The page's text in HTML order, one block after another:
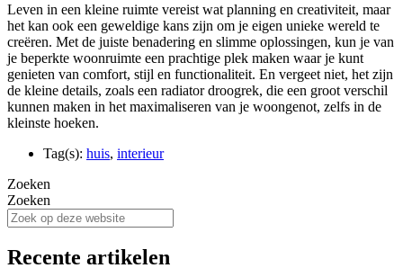
Leven in een kleine ruimte vereist wat planning en creativiteit, maar
het kan ook een geweldige kans zijn om je eigen unieke wereld te
creëren. Met de juiste benadering en slimme oplossingen, kun je van
je beperkte woonruimte een prachtige plek maken waar je kunt
genieten van comfort, stijl en functionaliteit. En vergeet niet, het zijn
de kleine details, zoals een radiator droogrek, die een groot verschil
kunnen maken in het maximaliseren van je woongenot, zelfs in de
kleinste hoeken.
Tag(s): huis, interieur
Zoeken
Zoeken
Recente artikelen